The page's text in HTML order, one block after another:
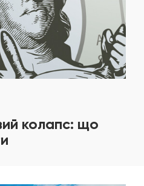
колапс: що